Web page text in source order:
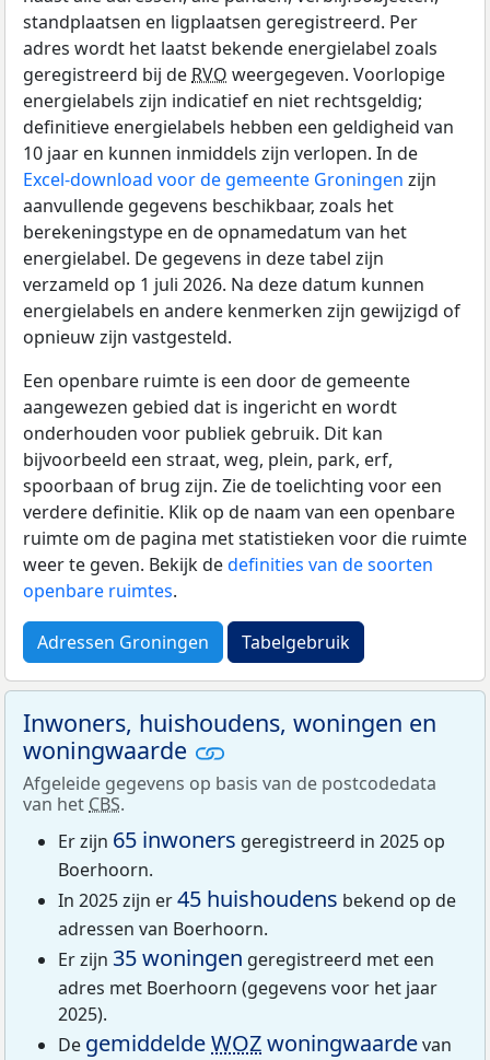
standplaatsen en ligplaatsen geregistreerd. Per
adres wordt het laatst bekende energielabel zoals
geregistreerd bij de RVO weergegeven. Voorlopige
energielabels zijn indicatief en niet rechtsgeldig;
definitieve energielabels hebben een geldigheid van
10 jaar en kunnen inmiddels zijn verlopen. In de
Excel-download voor de gemeente Groningen zijn
aanvullende gegevens beschikbaar, zoals het
berekeningstype en de opnamedatum van het
energielabel. De gegevens in deze tabel zijn
verzameld op 1 juli 2026. Na deze datum kunnen
energielabels en andere kenmerken zijn gewijzigd of
opnieuw zijn vastgesteld.
Een openbare ruimte is een door de gemeente
aangewezen gebied dat is ingericht en wordt
onderhouden voor publiek gebruik. Dit kan
bijvoorbeeld een straat, weg, plein, park, erf,
spoorbaan of brug zijn. Zie de toelichting voor een
verdere definitie. Klik op de naam van een openbare
ruimte om de pagina met statistieken voor die ruimte
weer te geven. Bekijk dedefinities van de soorten
openbare ruimtes.
Adressen Groningen Tabelgebruik
Inwoners, huishoudens, woningen en
woningwaarde
Afgeleide gegevens op basis van de postcodedata
van het CBS.
Er zijn 65 inwoners geregistreerd in 2025 op
Boerhoorn.
In 2025 zijn er45 huishoudens bekend op de
adressen van Boerhoorn.
Er zijn 35 woningen geregistreerd met een
adres met Boerhoorn (gegevens voor het jaar
2025).
De gemiddeldeWOZwoningwaardevan